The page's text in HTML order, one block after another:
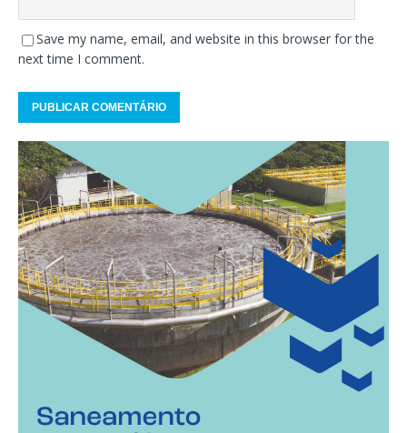
Save my name, email, and website in this browser for the
next time I comment.